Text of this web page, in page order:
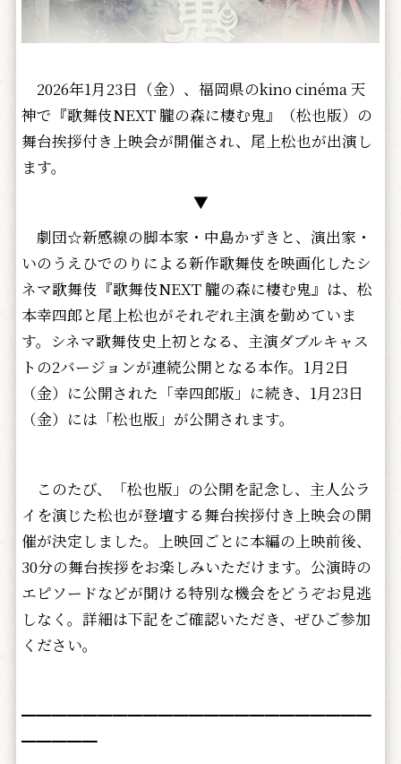
2026年1月23日（金）、福岡県のkino cinéma 天
神で『歌舞伎NEXT 朧の森に棲む鬼』（松也版）の
舞台挨拶付き上映会が開催され、尾上松也が出演し
ます。
▼
劇団☆新感線の脚本家・中島かずきと、演出家・
いのうえひでのりによる新作歌舞伎を映画化したシ
ネマ歌舞伎『歌舞伎NEXT 朧の森に棲む鬼』は、松
本幸四郎と尾上松也がそれぞれ主演を勤めていま
す。シネマ歌舞伎史上初となる、主演ダブルキャス
トの2バージョンが連続公開となる本作。1月2日
（金）に公開された「幸四郎版」に続き、1月23日
（金）には「松也版」が公開されます。
このたび、「松也版」の公開を記念し、主人公ラ
イを演じた松也が登壇する舞台挨拶付き上映会の開
催が決定しました。上映回ごとに本編の上映前後、
30分の舞台挨拶をお楽しみいただけます。公演時の
エピソードなどが聞ける特別な機会をどうぞお見逃
しなく。詳細は下記をご確認いただき、ぜひご参加
ください。
━━━━━━━━━━━━━━━━━━━━━━━
━━━━━